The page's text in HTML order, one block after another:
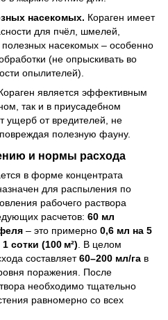
насекомых. Кораген имеет
для пчёл, шмелей,
насекомых – особенно
(не опрыскивать во
опылителей).
является эффективным
так и в приусадебном
ущерб от вредителей, не
полезную фауну.
и нормы расхода
в форме концентрата
для распыления по
рабочего раствора
расчетов: 60 мл
– это примерно 0,6 мл на 5
сотки (100 м²). В целом
составляет60–200 мл/га в
поражения. После
необходимо тщательно
равномерно со всех